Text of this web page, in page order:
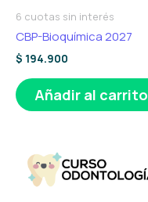
6 cuotas sin interés
CBP-Bioquímica 2027
$ 194.900
Añadir al carrito